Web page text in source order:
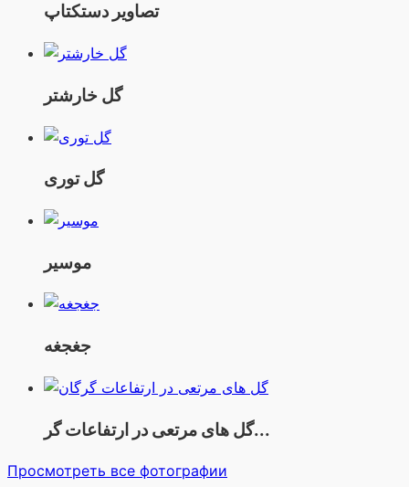
تصاویر دستکتاپ
گل خارشتر
گل توری
موسیر
جغجغه
گل های مرتعی در ارتفاعات گر...
Просмотреть все фотографии